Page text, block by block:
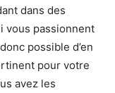
dans des
vous passionnent
possible d’en
pour votre
avez les